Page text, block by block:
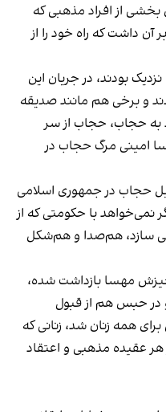
از افراد مذهبی که
داشت که راه خود را از
بودند، در جریان این
و برخی هم مانند صدیقه
به حجاب، حجاب از سر
امینی مرگ حجاب در
حجاب در جمهوری اسلامی
نمی‌خواهد با حکومتی که از
می سازد، هم‌صدا و هم‌شکل
خیزش مهسا بازداشت شده،
در حبس هم از قبول
همه زنان شد، زنانی که
هر عقیده مذهبی و اعتقاد